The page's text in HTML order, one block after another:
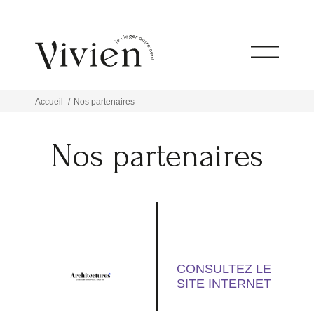
Accueil Nos partenaires
Nos partenaires
CONSULTEZ LE
SITE INTERNET